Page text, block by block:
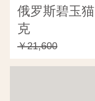
俄罗斯碧玉
克
￥21,600